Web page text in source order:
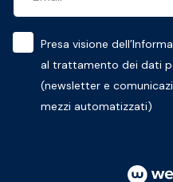
Presa visione dell’
al trattamento dei dati
(newsletter e
mezzi automatizzati)